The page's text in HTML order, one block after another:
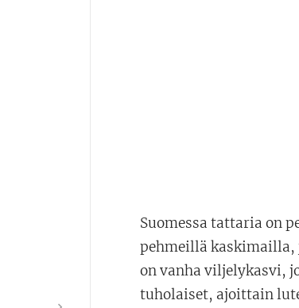
Suomessa tattaria on
pehmeillä kaskimailla,
on vanha viljelykasvi,
tuholaiset, ajoittain